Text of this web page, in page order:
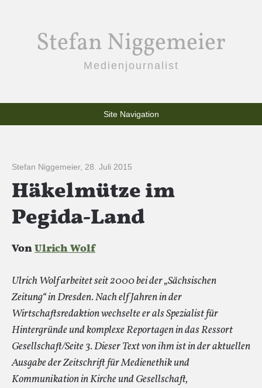
Stefan Niggemeier
Medienjournalist
Site Navigation
Stefan Niggemeier, 28. Juli 2015
Häkelmütze im
Pegida-Land
VonUlrich Wolf
Ulrich Wolf arbeitet seit 2000 bei der „Sächsischen
Zeitung“ in Dresden. Nach elf Jahren in der
Wirtschaftsredaktion wechselte er als Spezialist für
Hintergründe und komplexe Reportagen in das Ressort
Gesellschaft/Seite 3. Dieser Text von ihm ist in der aktuellen
Ausgabe der Zeitschrift für Medienethik und
Kommunikation in Kirche und Gesellschaft,